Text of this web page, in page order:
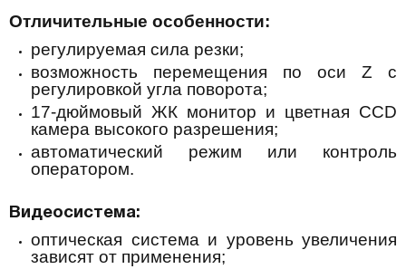
Отличительные особенности:
регулируемая сила резки;
возможность перемещения по оси Z с
регулировкой угла поворота;
17-дюймовый ЖК монитор и цветная CCD
камера высокого разрешения;
автоматический режим или контроль
оператором.
Видеосистема:
оптическая система и уровень увеличения
зависят от применения;